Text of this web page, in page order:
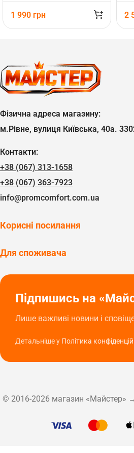
1 990 грн 2
Фізична адреса магазину:
м.Рівне, вулиця Київська, 40а.
Контакти:
+38 (067) 313-1658
+38 (067) 363-7923
info@promcomfort.com.ua
Корисні посилання
Для споживача
Підпишись на
Лише важливі новини і
Детальніше у Політика
© 2016-2026 магазин «Майстер»